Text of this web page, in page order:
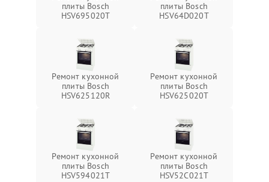
плиты Bosch
HSV695020T
плиты Bosch
HSV64D020T
Ремонт кухонной
плиты Bosch
HSV625120R
Ремонт кухонной
плиты Bosch
HSV625020T
Ремонт кухонной
плиты Bosch
HSV594021T
Ремонт кухонной
плиты Bosch
HSV52C021T